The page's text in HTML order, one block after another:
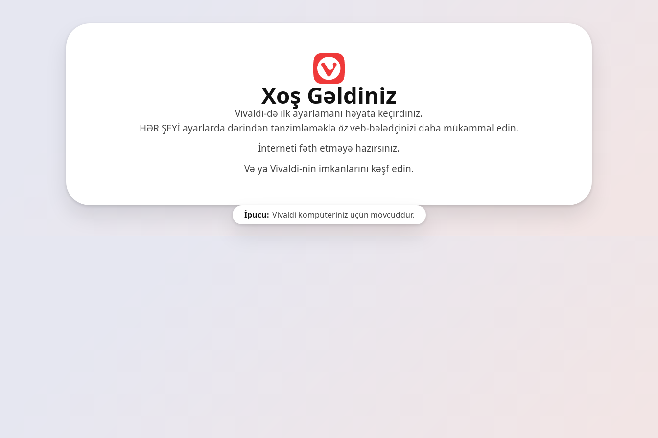
Xoş Gəldiniz
Vivaldi-də ilk ayarlamanı həyata keçirdiniz.
HƏR ŞEYİ ayarlarda dərindən tənzimləməklə özveb-bələdçinizi daha mükəmməl edin.
İnterneti fəth etməyə hazırsınız.
Və ya Vivaldi-nin imkanlarını kəşf edin.
İpucu: Vivaldi kompüteriniz üçün mövcuddur.